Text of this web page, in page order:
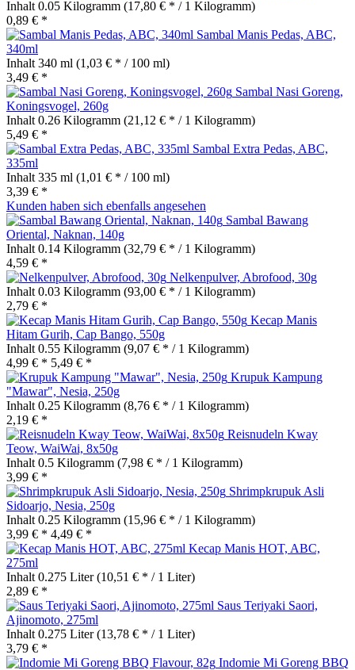
Inhalt 0.05 Kilogramm (17,80 € * / 1 Kilogramm)
0,89 € *
Sambal Manis Pedas, ABC,
340ml
Inhalt 340 ml (1,03 € * / 100 ml)
3,49 € *
Sambal Nasi Goreng,
Koningsvogel, 260g
Inhalt 0.26 Kilogramm (21,12 € * / 1 Kilogramm)
5,49 € *
Sambal Extra Pedas, ABC,
335ml
Inhalt 335 ml (1,01 € * / 100 ml)
3,39 € *
Kunden haben sich ebenfalls angesehen
Sambal Bawang
Oriental, Naknan, 140g
Inhalt 0.14 Kilogramm (32,79 € * / 1 Kilogramm)
4,59 € *
Nelkenpulver, Abrofood, 30g
Inhalt 0.03 Kilogramm (93,00 € * / 1 Kilogramm)
2,79 € *
Kecap Manis
Hitam Gurih, Cap Bango, 550g
Inhalt 0.55 Kilogramm (9,07 € * / 1 Kilogramm)
4,99 € * 5,49 € *
Krupuk Kampung
"Mawar", Nesia, 250g
Inhalt 0.25 Kilogramm (8,76 € * / 1 Kilogramm)
2,19 € *
Reisnudeln Kway
Teow, WaiWai, 8x50g
Inhalt 0.5 Kilogramm (7,98 € * / 1 Kilogramm)
3,99 € *
Shrimpkrupuk Asli
Sidoarjo, Nesia, 250g
Inhalt 0.25 Kilogramm (15,96 € * / 1 Kilogramm)
3,99 € * 4,49 € *
Kecap Manis HOT, ABC,
275ml
Inhalt 0.275 Liter(10,51 € * / 1 Liter)
2,89 € *
Saus Teriyaki Saori,
Ajinomoto, 275ml
Inhalt 0.275 Liter(13,78 € * / 1 Liter)
3,79 € *
Indomie Mi Goreng BBQ